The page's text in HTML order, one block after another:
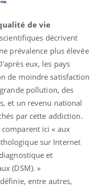
de vie
décrivent
prévalence plus élevée
eux, les pays
de moindre satisfaction
pollution, des
et un revenu national
par cette addiction.
ici « aux
sur Internet
et
(DSM). »
entre autres,